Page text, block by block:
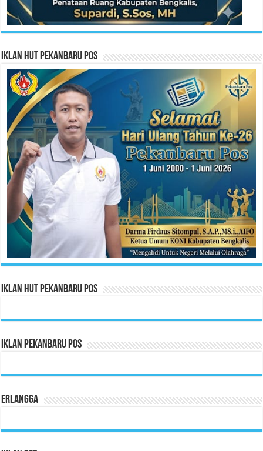
Iklan HUT Pekanbaru Pos
Iklan HUT Pekanbaru Pos
Iklan Pekanbaru Pos
Erlangga